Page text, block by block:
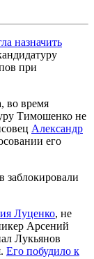
назначить
при
во время
Тимошенко не
Александр
его
заблокировали
Луценко, не
Арсений
Лукьянов
Его побудило к